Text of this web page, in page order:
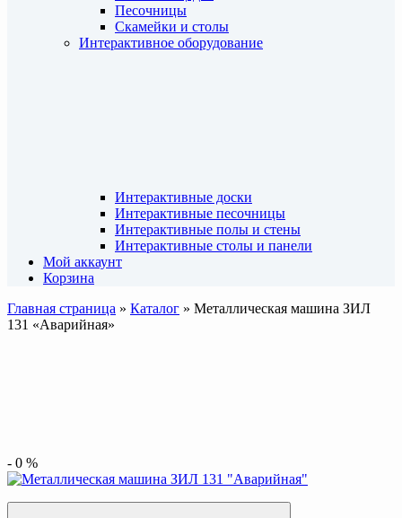
Песочницы
Скамейки и столы
Интерактивное оборудование
Интерактивные доски
Интерактивные песочницы
Интерактивные полы и стены
Интерактивные столы и панели
Мой аккаунт
Корзина
Главная страница » Каталог » Металлическая машина ЗИЛ
131 «Аварийная»
- 0 %